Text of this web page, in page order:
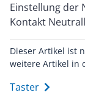
Einstellung der
Kontakt
Dieser Artikel ist
weitere Artikel in
Taster